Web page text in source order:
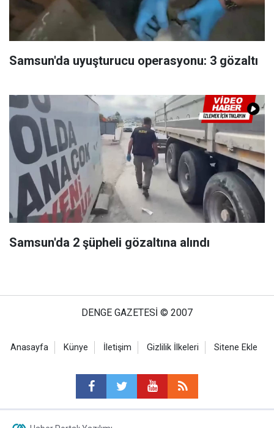
Samsun'da uyuşturucu operasyonu: 3 gözaltı
Samsun'da 2 şüpheli gözaltına alındı
DENGE GAZETESİ © 2007
Anasayfa Künye İletişim Gizlilik İlkeleri Sitene Ekle